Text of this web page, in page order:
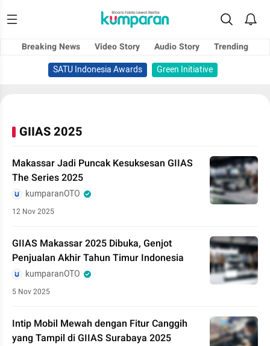
Breaking News Video Story Audio Story
Trending
SATU Indonesia Awards
Green Initiative
GIIAS 2025
Makassar Jadi Puncak Kesuksesan GIIAS
The Series 2025
kumparanOTO
12 Nov 2025
GIIAS Makassar 2025 Dibuka, Genjot
Penjualan Akhir Tahun Timur Indonesia
kumparanOTO
5 Nov 2025
Intip Mobil Mewah dengan Fitur Canggih
yang Tampil di GIIAS Surabaya 2025